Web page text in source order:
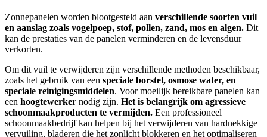
Zonnepanelen worden blootgesteld aan verschillende soorten vuil
en aanslag zoals vogelpoep, stof, pollen, zand, mos en algen. Dit
kan de prestaties van de panelen verminderen en de levensduur
verkorten.
Om dit vuil te verwijderen zijn verschillende methoden beschikbaar,
zoals het gebruik van een speciale borstel, osmose water, en
speciale reinigingsmiddelen. Voor moeilijk bereikbare panelen kan
een hoogtewerker nodig zijn. Het is belangrijk om agressieve
schoonmaakproducten te vermijden. Een professioneel
schoonmaakbedrijf kan helpen bij het verwijderen van hardnekkige
vervuiling, bladeren die het zonlicht blokkeren en het optimaliseren